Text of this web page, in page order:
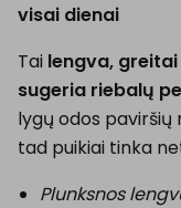
visai dienai
Tai lengva,
sugeria riebalų
lygų odos paviršių
tad puikiai tinka
Plunksnos